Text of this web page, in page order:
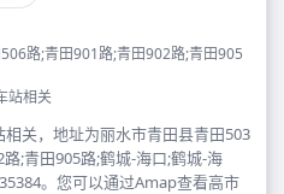
路;青田901路;青田902路;青田905
站相关
关，地址为丽水市青田县青田503
;青田905路;鹤城-海口;鹤城-海
。您可以通过Amap查看高市